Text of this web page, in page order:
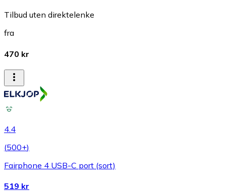
Tilbud uten direktelenke
fra
470 kr
4.4
(500+)
Fairphone 4 USB-C port (sort)
519 kr